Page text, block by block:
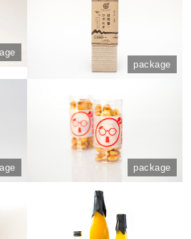
package
package